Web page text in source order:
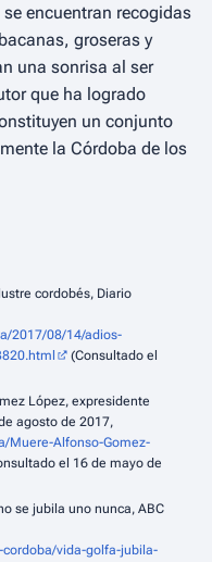
encuentran recogidas
groseras y
una sonrisa al ser
que ha logrado
un conjunto
la Córdoba de los
cordobés, Diario
2017/08/14/adios-
(Consultado el
López, expresidente
agosto de 2017,
Muere-Alfonso-Gomez-
el 16 de mayo de
se jubila uno nunca, ABC
vida-golfa-jubila-